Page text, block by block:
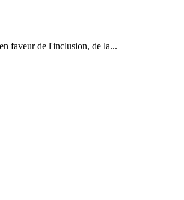
faveur de l'inclusion, de la...